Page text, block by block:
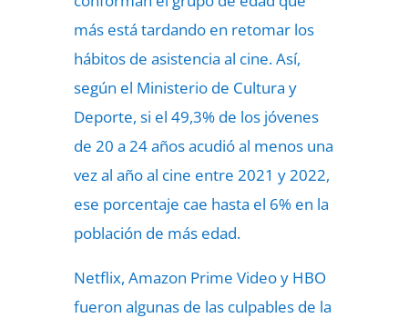
más está tardando en retomar los
hábitos de asistencia al cine. Así,
según el Ministerio de Cultura y
Deporte, si el 49,3% de los jóvenes
de 20 a 24 años acudió al menos una
vez al año al cine entre 2021 y 2022,
ese porcentaje cae hasta el 6% en la
población de más edad.
Netflix, Amazon Prime Video y HBO
fueron algunas de las culpables de la